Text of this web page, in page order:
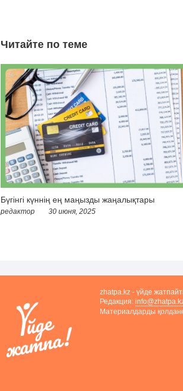
Читайте по теме
Бүгінгі күннің ең маңызды жаңалықтары
редактор 30 июня, 2025
zhatpa.kz - үйде
Редакция:
Материалдарды